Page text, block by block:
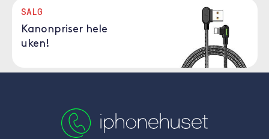
SALG
Kanonpriser hele
uken!